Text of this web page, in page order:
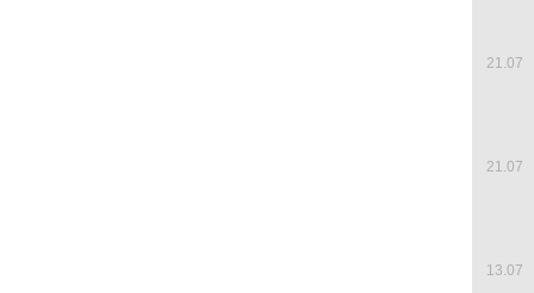
21.07
21.07
13.07